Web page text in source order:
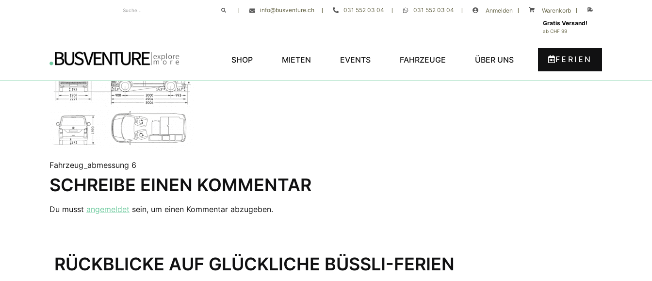
info@busventure.ch 031 552 03 04 031 552 03 04 Anmelden Warenkorb
Gratis Versand!
ab CHF 99
SHOP MIETEN EVENTS FAHRZEUGE ÜBER UNS FERIEN
Fahrzeug_abmessung 6
SCHREIBE EINEN KOMMENTAR
Du musst angemeldet sein, um einen Kommentar abzugeben.
RÜCKBLICKE AUF GLÜCKLICHE BÜSSLI-FERIEN